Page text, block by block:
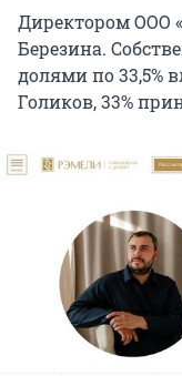
Директором ООО
Березина.
долями по 33,5%
Голиков, 33%